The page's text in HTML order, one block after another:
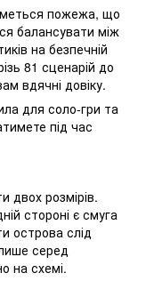
пожежа, що
балансувати між
на безпечній
81 сценарій до
вдячні довіку.
для соло-гри та
під час
двох розмірів.
стороні є смуга
острова слід
серед
на схемі.